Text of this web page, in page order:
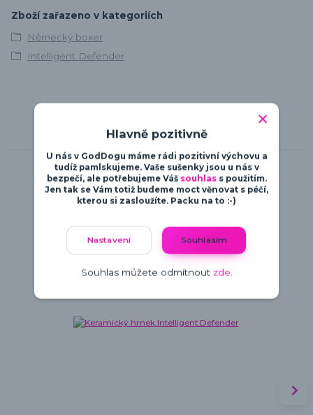
Zboží zařazeno v kategoriích
Německý boxer
Intelligent Defender
Související zboží 6
Hlavně pozitivně
U nás v GodDogu máme rádi pozitivní výchovu a
tudíž pamlskujeme. Vaše sušenky jsou u nás v
bezpečí, ale potřebujeme Váš souhlass použitím.
Jen tak se Vám totiž budeme moct věnovat s péčí,
kterou si zasloužíte. Packu na to :-)
Nastavení Souhlasím
Souhlas můžete odmítnout zde.